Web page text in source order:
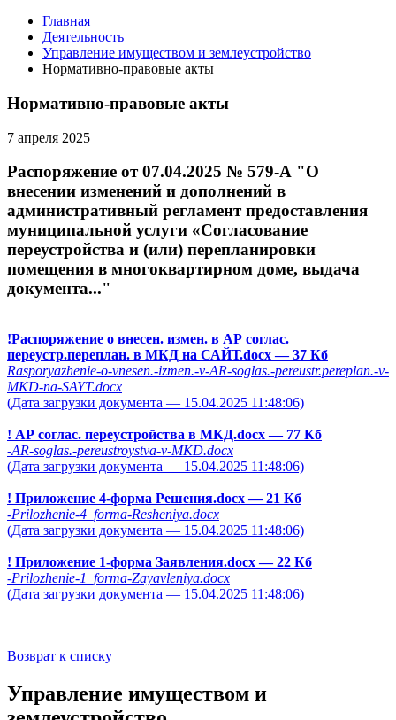
Главная
Деятельность
Управление имуществом и землеустройство
Нормативно-правовые акты
Нормативно-правовые акты
7 апреля 2025
Распоряжение от 07.04.2025 № 579-А "О
внесении изменений и дополнений в
административный регламент предоставления
муниципальной услуги «Согласование
переустройства и (или) перепланировки
помещения в многоквартирном доме, выдача
документа..."
!Распоряжение о внесен. измен. в АР соглас.
переустр.переплан. в МКД на САЙТ.docx— 37 Кб
Rasporyazhenie-o-vnesen.-izmen.-v-AR-soglas.-pereustr.pereplan.-v-
MKD-na-SAYT.docx
(Дата загрузки документа — 15.04.2025 11:48:06)
! АР соглас. переустройства в МКД.docx— 77 Кб
-AR-soglas.-pereustroystva-v-MKD.docx
(Дата загрузки документа — 15.04.2025 11:48:06)
! Приложение 4-форма Решения.docx— 21 Кб
-Prilozhenie-4_forma-Resheniya.docx
(Дата загрузки документа — 15.04.2025 11:48:06)
! Приложение 1-форма Заявления.docx— 22 Кб
-Prilozhenie-1_forma-Zayavleniya.docx
(Дата загрузки документа — 15.04.2025 11:48:06)
Возврат к списку
Управление имуществом и